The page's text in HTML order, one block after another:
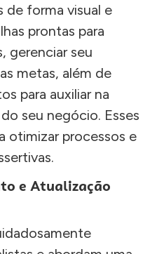
de forma visual e
prontas para
gerenciar seu
metas, além de
para auxiliar na
seu negócio. Esses
otimizar processos e
e Atualização